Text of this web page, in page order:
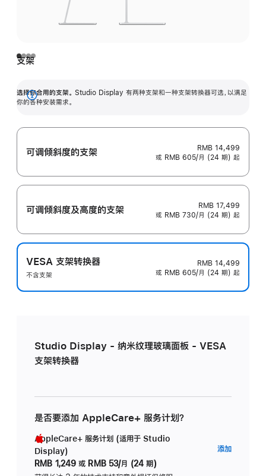
支架
选择你合用的支架。 Studio Display 有两种支架和一种支架转换器可选，以满足
你的各种安装需求。
展
可调倾斜度的支架
RMB 14,499
或 RMB 605/月 (24 期) 起
可调倾斜度及高‍度的支‍架
RMB 17,499
或 RMB 730/月 (24 期) 起
VESA 支架转换器
不含支架
RMB 14,499
或 RMB 605/月 (24 期) 起
Studio Display - 纳米纹理玻璃面板 - VESA
支架转换器
是否要添加 AppleCare+ 服务计划？
AppleCare+ 服务计划 (适用于 Studio
Display)
RMB 1,249 或 RMB 53/月 (24 期)
添加